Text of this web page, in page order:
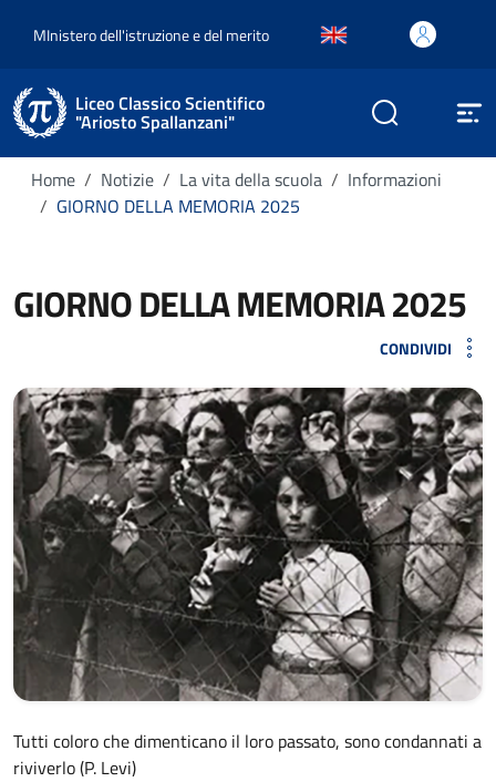
MInistero dell'istruzione e del merito
Liceo Classico Scientifico
"Ariosto Spallanzani"
Home Notizie La vita della scuola
Informazioni
GIORNO DELLA MEMORIA 2025
GIORNO DELLA MEMORIA 2025
CONDIVIDI
Tutti coloro che dimenticano il loro passato, sono condannati a
riviverlo (P. Levi)